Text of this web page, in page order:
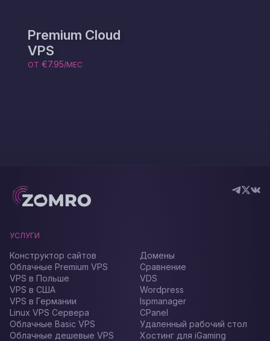
Premium Cloud
VPS
ОТ €7.95/МЕС
УСЛУГИ
Конструктор сайтов
Облачные Premium VPS
VPS в Польше
VPS в США
VPS в Германии
Linux VPS Сервера
Облачные Basic VPS
Облачные дешевые VPS
Домены
Сравнение
VDS
Wordpress
Ispmanager
CPanel
Удаленный рабочий стол
Хостинг для iGaming